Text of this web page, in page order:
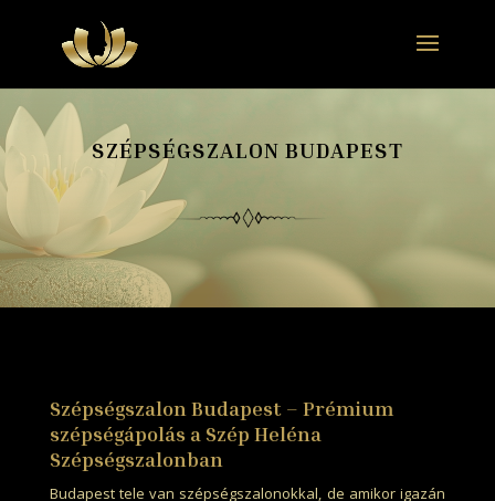
SZÉPSÉGSZALON BUDAPEST
Szépségszalon Budapest – Prémium
szépségápolás a Szép Heléna
Szépségszalonban
Budapest tele van szépségszalonokkal, de amikor igazán